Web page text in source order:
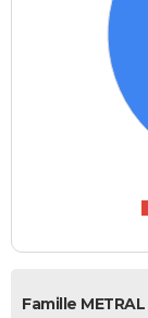
Famille METRAL